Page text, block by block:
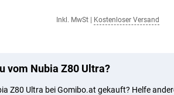
Inkl. MwSt| Kostenloser Versand
vom Nubia Z80 Ultra?
Z80 Ultra bei Gomibo.at gekauft? Helfe